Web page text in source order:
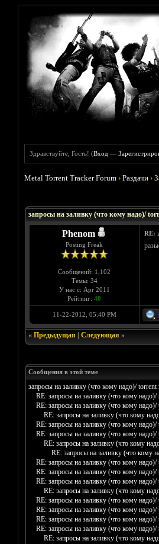
Здравствуйте, Гость! (Вход —
Metal Torrent Tracker Forum ›Раздачи ›
запросы на заливку (что кому надо)/
Phenom
Posting Freak
Сообщений: 1,102
Темы: 34
У нас с: Apr 2011
Рейтинг: 40
RE:
11-22-2012, 05:40 PM
« Предыдущая| Следующая»
Сообщения в этой теме
запросы на заливку (что кому надо)/ torrent
RE: запросы на заливку (что кому надо)/
RE: запросы на заливку (что кому надо)/
RE: запросы на заливку (что кому
RE: запросы на заливку (что кому надо)/
RE: запросы на заливку (что кому надо)/
RE: запросы на заливку (что кому
RE: запросы на заливку (что кому
RE: запросы на заливку (что кому надо)/
RE: запросы на заливку (что кому надо)/
RE: запросы на заливку (что кому надо)/
RE: запросы на заливку (что кому
RE: запросы на заливку (что кому надо)/
RE: запросы на заливку (что кому надо)/
RE: запросы на заливку (что кому надо)/
RE: запросы на заливку (что кому надо)/
RE: запросы на заливку (что кому